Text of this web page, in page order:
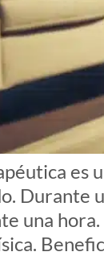
es
Durante
una